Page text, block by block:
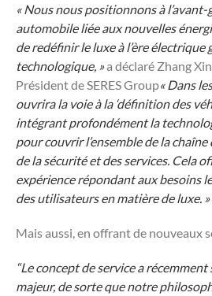
« Nous nous positionnons à
automobile liée aux nouvelles
de redéfinir le luxe à l’ère électrique
technologique, »a déclaré Zhang
Président de SERES Group« Dans
ouvrira la voie à la ‘définition des
intégrant profondément la
pour couvrir l’ensemble de la
de la sécurité et des services. Cela
expérience répondant aux besoins
des utilisateurs en matière de luxe. »
Mais aussi, en offrant de nouveaux
“Le concept de service a
majeur, de sorte que notre